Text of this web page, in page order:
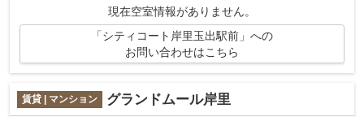
現在空室情報がありません。
「シティコート岸里玉出駅前」への
お問い合わせはこちら
賃貸 | マンション グランドムール岸里